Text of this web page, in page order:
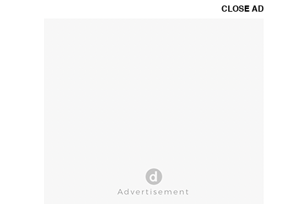
CLOSE AD